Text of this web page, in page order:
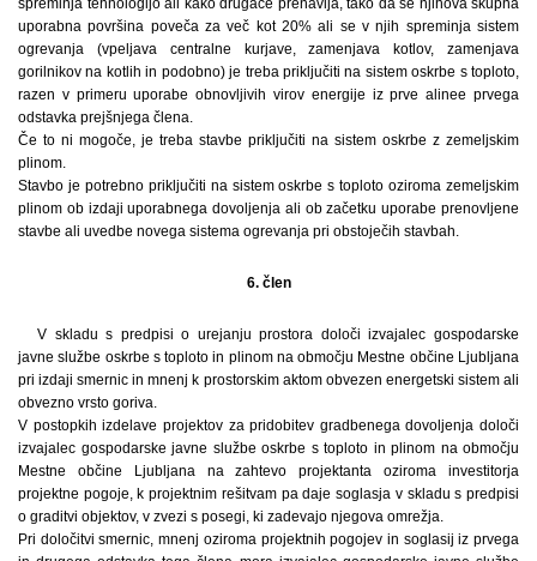
uporabna površina poveča za več kot 20% ali se v njih spreminja sistem
ogrevanja (vpeljava centralne kurjave, zamenjava kotlov, zamenjava
gorilnikov na kotlih in podobno) je treba priključiti na sistem oskrbe s toploto,
razen v primeru uporabe obnovljivih virov energije iz prve alinee prvega
odstavka prejšnjega člena.
Če to ni mogoče, je treba stavbe priključiti na sistem oskrbe z zemeljskim
plinom.
Stavbo je potrebno priključiti na sistem oskrbe s toploto oziroma zemeljskim
plinom ob izdaji uporabnega dovoljenja ali ob začetku uporabe prenovljene
stavbe ali uvedbe novega sistema ogrevanja pri obstoječih stavbah.
6. člen
V skladu s predpisi o urejanju prostora določi izvajalec gospodarske
javne službe oskrbe s toploto in plinom na območju Mestne občine Ljubljana
pri izdaji smernic in mnenj k prostorskim aktom obvezen energetski sistem ali
obvezno vrsto goriva.
V postopkih izdelave projektov za pridobitev gradbenega dovoljenja določi
izvajalec gospodarske javne službe oskrbe s toploto in plinom na območju
Mestne občine Ljubljana na zahtevo projektanta oziroma investitorja
projektne pogoje, k projektnim rešitvam pa daje soglasja v skladu s predpisi
o graditvi objektov, v zvezi s posegi, ki zadevajo njegova omrežja.
Pri določitvi smernic, mnenj oziroma projektnih pogojev in soglasij iz prvega